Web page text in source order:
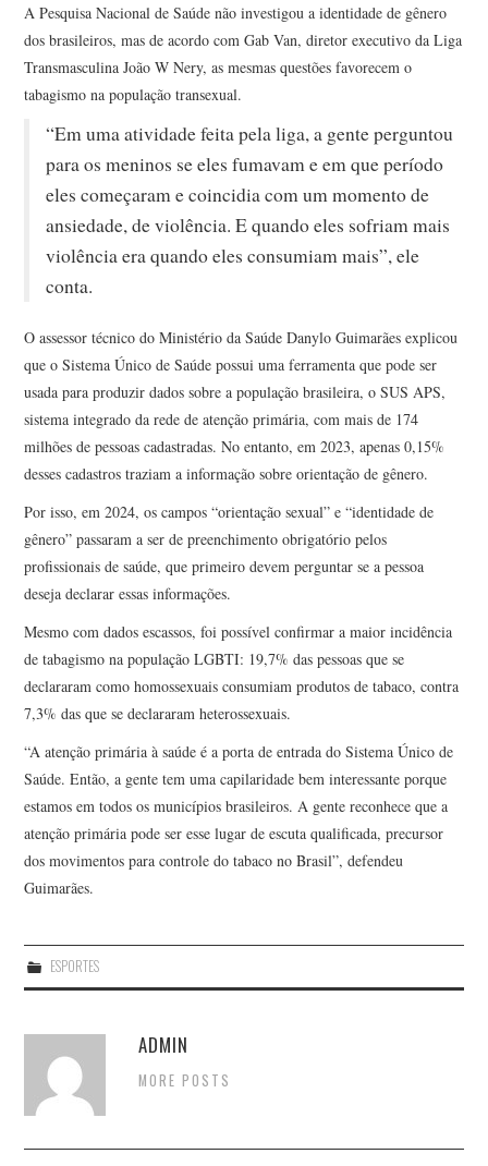
A Pesquisa Nacional de Saúde não investigou a identidade de gênero
dos brasileiros, mas de acordo com Gab Van, diretor executivo da Liga
Transmasculina João W Nery, as mesmas questões favorecem o
tabagismo na população transexual.
“Em uma atividade feita pela liga, a gente perguntou
para os meninos se eles fumavam e em que período
eles começaram e coincidia com um momento de
ansiedade, de violência. E quando eles sofriam mais
violência era quando eles consumiam mais”, ele
conta.
O assessor técnico do Ministério da Saúde Danylo Guimarães explicou
que o Sistema Único de Saúde possui uma ferramenta que pode ser
usada para produzir dados sobre a população brasileira, o SUS APS,
sistema integrado da rede de atenção primária, com mais de 174
milhões de pessoas cadastradas. No entanto, em 2023, apenas 0,15%
desses cadastros traziam a informação sobre orientação de gênero.
Por isso, em 2024, os campos “orientação sexual” e “identidade de
gênero” passaram a ser de preenchimento obrigatório pelos
profissionais de saúde, que primeiro devem perguntar se a pessoa
deseja declarar essas informações.
Mesmo com dados escassos, foi possível confirmar a maior incidência
de tabagismo na população LGBTI: 19,7% das pessoas que se
declararam como homossexuais consumiam produtos de tabaco, contra
7,3% das que se declararam heterossexuais.
“A atenção primária à saúde é a porta de entrada do Sistema Único de
Saúde. Então, a gente tem uma capilaridade bem interessante porque
estamos em todos os municípios brasileiros. A gente reconhece que a
atenção primária pode ser esse lugar de escuta qualificada, precursor
dos movimentos para controle do tabaco no Brasil”, defendeu
Guimarães.
ESPORTES
ADMIN
MORE POSTS